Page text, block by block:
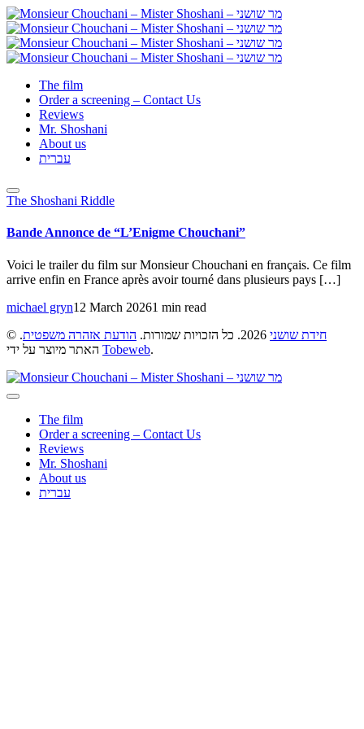
The film
Order a screening – Contact Us
Reviews
Mr. Shoshani
About us
עברית
The Shoshani Riddle
Bande Annonce de “L’Enigme Chouchani”
Voici le trailer du film sur Monsieur Chouchani en français. Ce film
arrive enfin en France après avoir tourné dans plusieurs pays […]
michael gryn12 March 20261 min read
©
חידת שושני הודעת אזהרה משפטית.
Tobeweb.
The film
Order a screening – Contact Us
Reviews
Mr. Shoshani
About us
עברית